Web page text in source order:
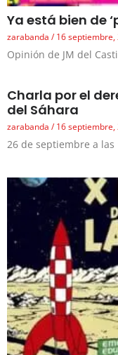
Ya está bien de
zarabanda 16 septiembre,
Opinión de JM del
Charla por el
del Sáhara
zarabanda 16 septiembre,
26 de septiembre a